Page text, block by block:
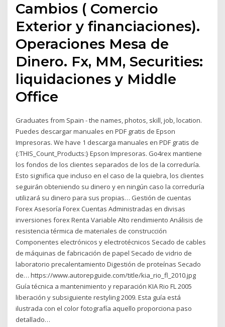
Cambios ( Comercio
Exterior y financiaciones).
Operaciones Mesa de
Dinero. Fx, MM, Securities:
liquidaciones y Middle
Office
Graduates from Spain - the names, photos, skill, job, location.
Puedes descargar manuales en PDF gratis de Epson
Impresoras. We have 1 descarga manuales en PDF gratis de
{:THIS_Count_Products:} Epson Impresoras. Go4rex mantiene
los fondos de los clientes separados de los de la correduría.
Esto significa que incluso en el caso de la quiebra, los clientes
seguirán obteniendo su dinero y en ningún caso la correduría
utilizará su dinero para sus propias… Gestión de cuentas
Forex Asesoría Forex Cuentas Administradas en divisas
inversiones forex Renta Variable Alto rendimiento Análisis de
resistencia térmica de materiales de construcción
Componentes electrónicos y electrotécnicos Secado de cables
de máquinas de fabricación de papel Secado de vidrio de
laboratorio precalentamiento Digestión de proteínas Secado
de… https://www.autorepguide.com/title/kia_rio_fl_2010.jpg
Guía técnica a mantenimiento y reparación KIA Rio FL 2005
liberación y subsiguiente restyling 2009. Esta guía está
ilustrada con el color fotografía aquello proporciona paso
detallado…